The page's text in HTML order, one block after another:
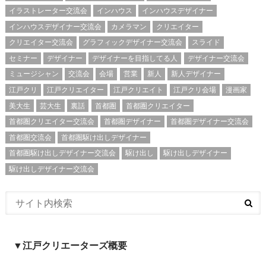
イラストレーター交流会
インハウス
インハウスデザイナー
インハウスデザイナー交流会
カメラマン
クリエイター
クリエイター交流会
グラフィックデザイナー交流会
スライド
セミナー
デザイナー デザイナーを目指してる人
デザイナー交流会
ミュージシャン
交流会 会場 営業 新人
新人デザイナー
江戸クリ
江戸クリエイター 江戸クリエイト 江戸クリ会場
漫画家
美大生
芸大生 裏話 首都圏
首都圏クリエイター
首都圏クリエイター交流会
首都圏デザイナー
首都圏デザイナー交流会
首都圏交流会
首都圏駆け出しデザイナー
首都圏駆け出しデザイナー交流会
駆け出し
駆け出しデザイナー
駆け出しデザイナー交流会
▼江戸クリエーターズ概要